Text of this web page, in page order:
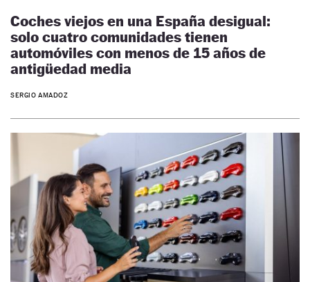
Coches viejos en una España desigual:
solo cuatro comunidades tienen
automóviles con menos de 15 años de
antigüedad media
SERGIO AMADOZ